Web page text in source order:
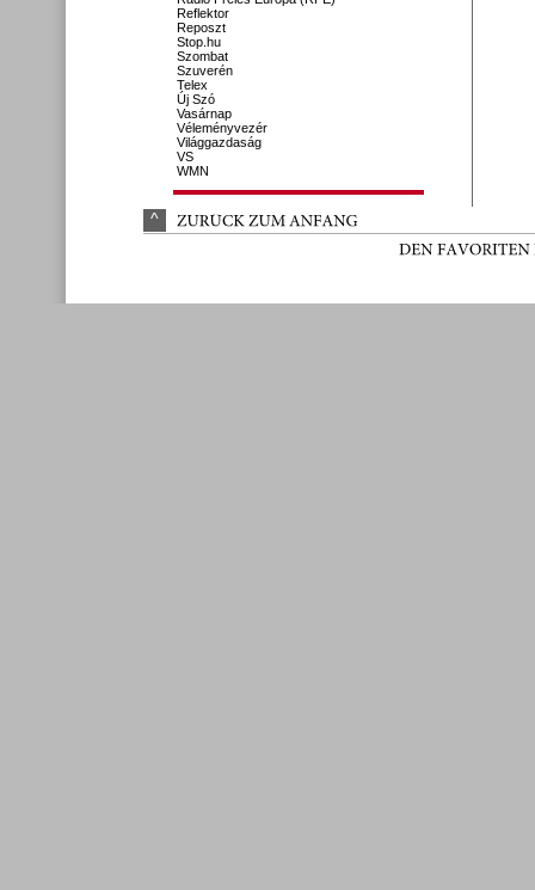
Reflektor
Reposzt
Stop.hu
Szombat
Szuverén
Telex
Új Szó
Vasárnap
Véleményvezér
Világgazdaság
VS
WMN
^ ZURÜCK ZUM ANFANG
DEN FAVORITEN